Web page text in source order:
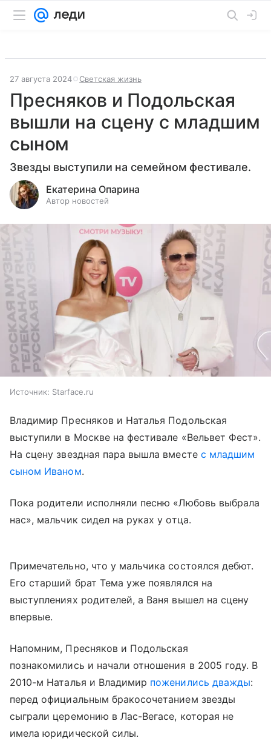
27 августа 2024 Светская жизнь
Пресняков и Подольская
вышли на сцену с младшим
сыном
Звезды выступили на семейном фестивале.
Екатерина Опарина
Автор новостей
Источник: Starface.ru
Владимир Пресняков и Наталья Подольская
выступили в Москве на фестивале «Вельвет Фест».
На сцену звездная пара вышла вместе с младшим
сыном Иваном.
Пока родители исполняли песню «Любовь выбрала
нас», мальчик сидел на руках у отца.
Примечательно, что у мальчика состоялся дебют.
Его старший брат Тема уже появлялся на
выступлениях родителей, а Ваня вышел на сцену
впервые.
Напомним, Пресняков и Подольская
познакомились и начали отношения в 2005 году. В
2010-м Наталья и Владимир поженились дважды:
перед официальным бракосочетанием звезды
сыграли церемонию в Лас-Вегасе, которая не
имела юридической силы.